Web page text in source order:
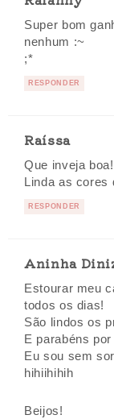
Super bom
nenhum :~
;*
RESPONDER
Raíssa
Que inveja
Linda as cores
RESPONDER
Aninha
Estourar meu
todos os dias!
São lindos os
E parabéns
Eu sou sem
hihiihihih
Beijos!